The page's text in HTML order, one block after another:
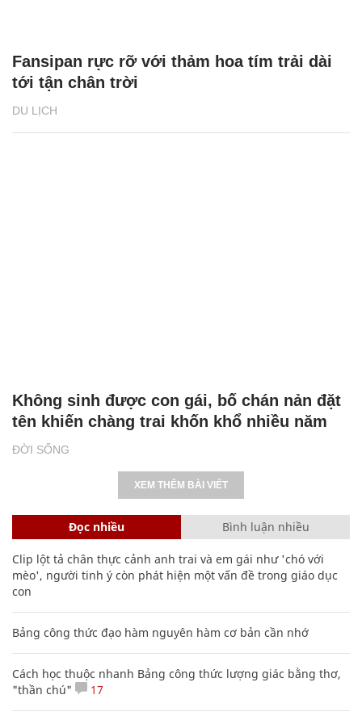
DU LỊCH
Fansipan rực rỡ với thảm hoa tím trải dài
tới tận chân trời
ĐỜI SỐNG
Không sinh được con gái, bố chán nản đặt
tên khiến chàng trai khốn khổ nhiều năm
XEM THÊM BÀI VIẾT
Đọc nhiều Bình luận nhiều
Clip lột tả chân thực cảnh anh trai và em gái như 'chó với
mèo', người tinh ý còn phát hiện một vấn đề trong giáo dục
con
Bảng công thức đạo hàm nguyên hàm cơ bản cần nhớ
Cách học thuộc nhanh Bảng công thức lượng giác bằng thơ,
"thần chú"
17